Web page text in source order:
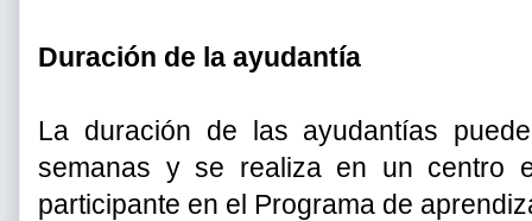
Duración de la ayudantía
La duración de las ayudantías
semanas y se realiza en un centro
participante en el Programa de